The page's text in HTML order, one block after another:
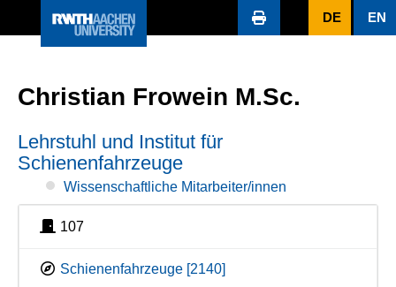
DE EN
Christian Frowein M.Sc.
Lehrstuhl und Institut für
Schienenfahrzeuge
Wissenschaftliche Mitarbeiter/innen
107
Schienenfahrzeuge [2140]